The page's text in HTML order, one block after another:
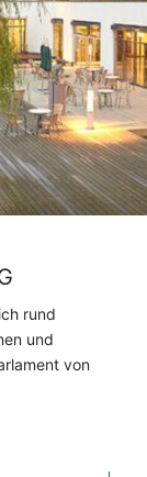
rund
und
von